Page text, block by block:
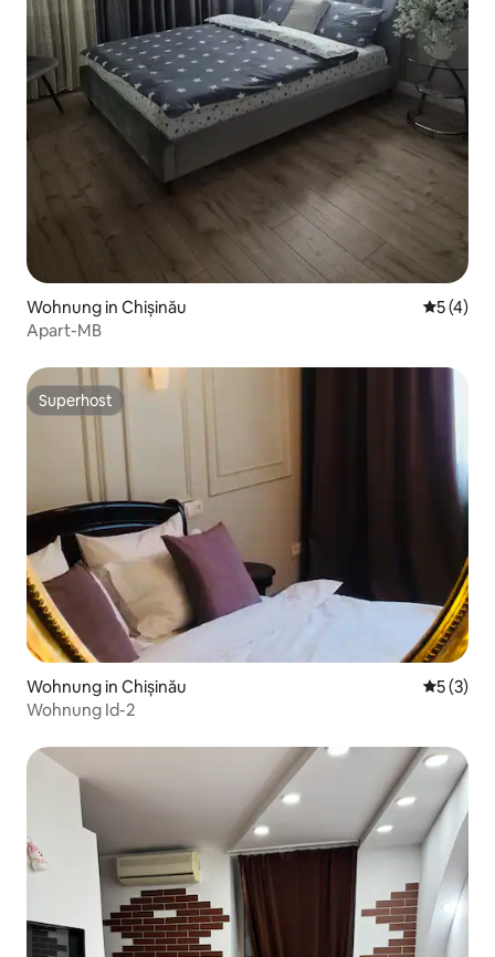
Wohnung in Chișinău
5 (4)
Apart-MB
Superhost
Superhost
Wohnung in Chișinău
5 (3)
Wohnung Id-2